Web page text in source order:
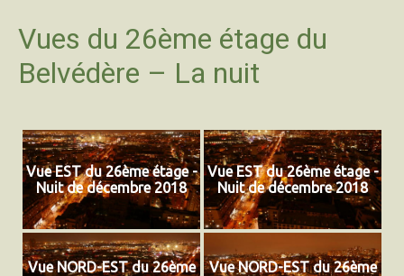
Vues du 26ème étage du
Belvédère – La nuit
Vue EST du 26ème étage -
Nuit de décembre 2018
Vue EST du 26ème étage -
Nuit de décembre 2018
Vue NORD-EST du 26ème
Vue NORD-EST du 26ème